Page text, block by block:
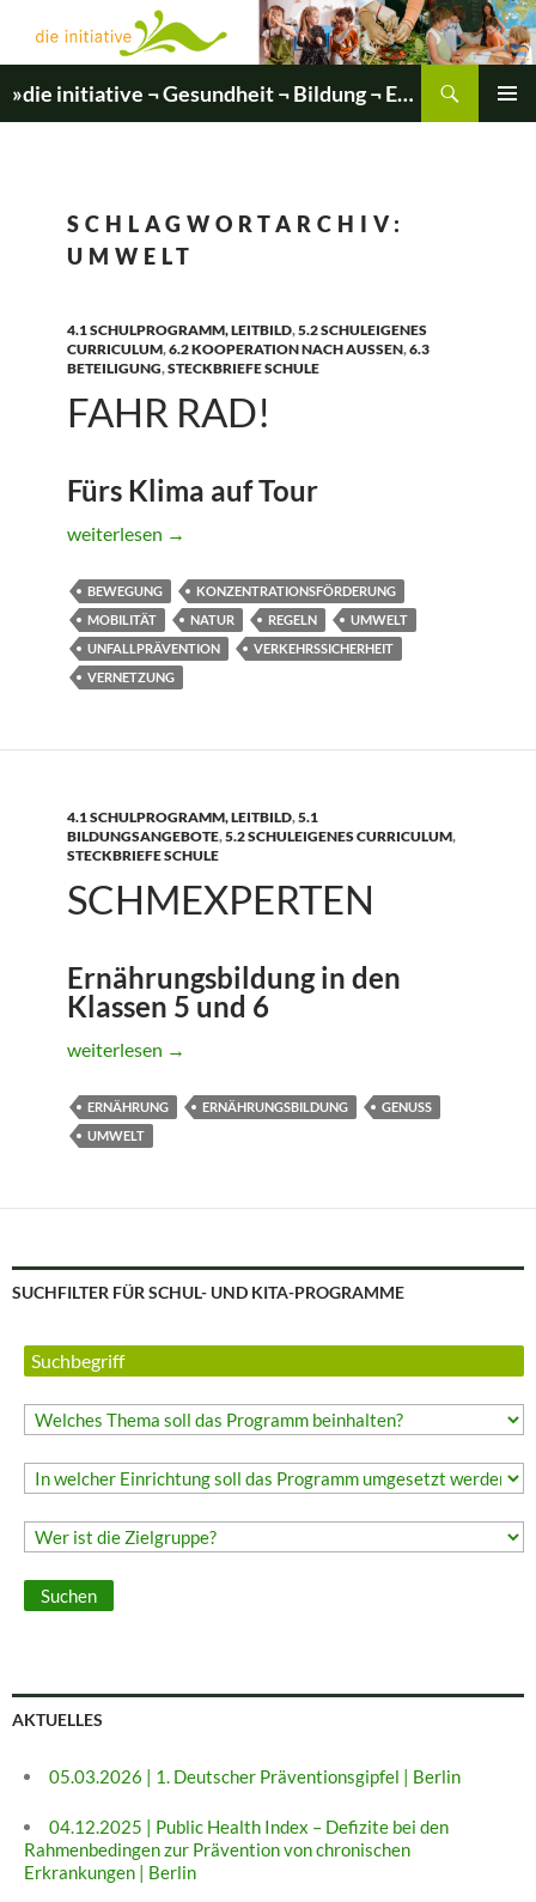
Inhalt
springen
»die initiative ¬ Gesundheit ¬ Bildung ¬ Entwicklung«
SCHLAGWORTARCHIV:
UMWELT
4.1 SCHULPROGRAMM, LEITBILD,5.2 SCHULEIGENES
CURRICULUM,6.2 KOOPERATION NACH AUSSEN ,6.3
BETEILIGUNG,STECKBRIEFE SCHULE
FAHR RAD!
Fürs Klima auf Tour
Fahr Rad!
weiterlesen →
BEWEGUNG
KONZENTRATIONSFÖRDERUNG
MOBILITÄT
NATUR REGELN
UMWELT
UNFALLPRÄVENTION
VERKEHRSSICHERHEIT
VERNETZUNG
4.1 SCHULPROGRAMM, LEITBILD,5.1
BILDUNGSANGEBOTE,5.2 SCHULEIGENES CURRICULUM,
STECKBRIEFE SCHULE
SCHMEXPERTEN
Ernährungsbildung in den
Klassen 5 und 6
SchmExperten
weiterlesen →
ERNÄHRUNG ERNÄHRUNGSBILDUNG
GENUSS
UMWELT
SUCHFILTER FÜR SCHUL- UND KITA-PROGRAMME
AKTUELLES
05.03.2026 | 1. Deutscher Präventionsgipfel | Berlin
04.12.2025 | Public Health Index – Defizite bei den
Rahmenbedingen zur Prävention von chronischen
Erkrankungen | Berlin